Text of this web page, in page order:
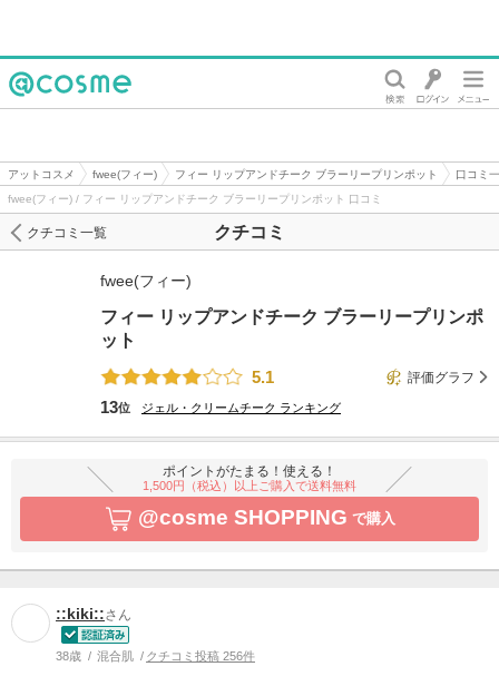
アットコスメ fwee(フィー) フィー リップアンドチーク ブラーリープリンポット
口コミ
fwee(フィー) / フィー リップアンドチーク ブラーリープリンポット 口コミ
クチコミ
クチコミ一覧
fwee(フィー)
フィー リップアンドチーク ブラーリープリンポ
ット
5.1
評価グラフ
13位 ジェル・クリームチーク ランキング
ポイントがたまる！使える！
1,500円（税込）以上ご購入で送料無料
@cosme SHOPPING で購入
::kiki::さん
38歳 混合肌 クチコミ投稿 256件